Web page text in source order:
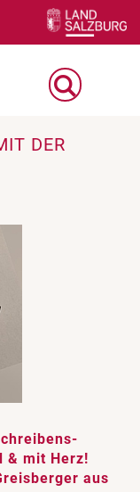
DER
& mit Herz!
aus